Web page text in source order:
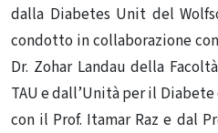
dalla Diabetes Unit del
condotto in collaborazione
Dr. Zohar Landau della
TAU e dall’Unità per il
con il Prof. Itamar Raz e dal